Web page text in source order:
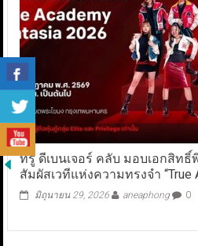
ทรู ดีเบนเจอร์ คลับ มอบเอกสิท
สัมผัสเวทีแห่งความทรงจำ “True
มิถุนายน 29, 2026 aneaphong 0